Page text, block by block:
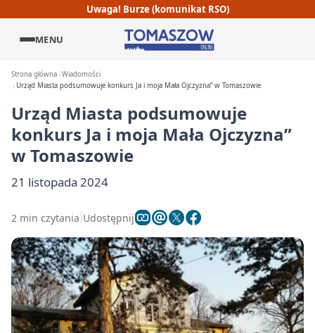
Uwaga! Burze (komunikat RSO)
MENU
Strona główna Wiadomości
Urząd Miasta podsumowuje konkurs Ja i moja Mała Ojczyzna” w Tomaszowie
Urząd Miasta podsumowuje
konkurs Ja i moja Mała Ojczyzna”
w Tomaszowie
21 listopada 2024
2 min czytania Udostępnij